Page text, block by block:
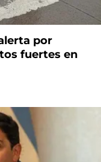
por
fuertes en